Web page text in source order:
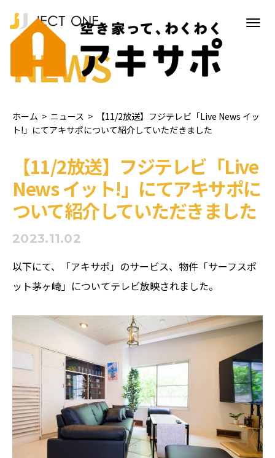
NEWS
ホーム > ニュース >
【11/2放送】フジテレビ「Live News イッ
ト!」にてアキサポについて紹介していただきました
【11/2放送】フジテレビ「Live
News イット!」にてアキサポに
ついて紹介していただきました
2023.11.02
以下にて、「アキサポ」のサービス、物件「サーフスポ
ット茅ヶ崎」についてテレビ放映されました。